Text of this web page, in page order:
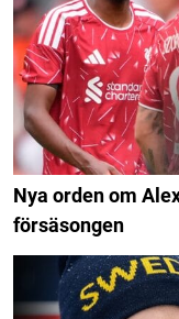
Nya orden om
försäsongen